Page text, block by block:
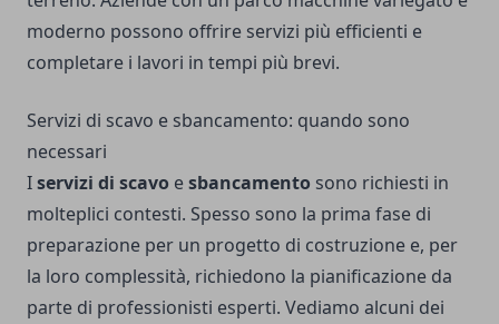
moderno possono offrire servizi più efficienti e
completare i lavori in tempi più brevi.
Servizi di scavo e sbancamento: quando sono
necessari
Iservizi di scavo esbancamento sono richiesti in
molteplici contesti. Spesso sono la prima fase di
preparazione per un progetto di costruzione e, per
la loro complessità, richiedono la pianificazione da
parte di professionisti esperti. Vediamo alcuni dei